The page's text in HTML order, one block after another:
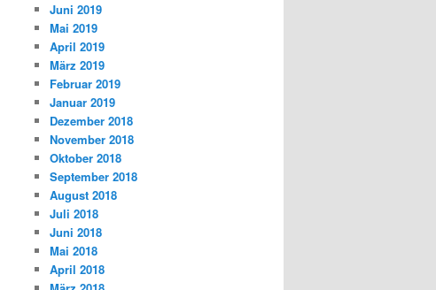
Juni 2019
Mai 2019
April 2019
März 2019
Februar 2019
Januar 2019
Dezember 2018
November 2018
Oktober 2018
September 2018
August 2018
Juli 2018
Juni 2018
Mai 2018
April 2018